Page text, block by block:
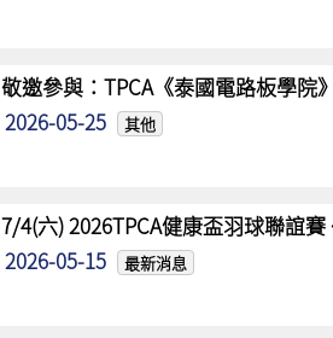
敬邀參與：TPCA《泰國電路板學院
2026-05-25
其他
7/4(六) 2026TPCA健康盃羽球聯誼
2026-05-15
最新消息